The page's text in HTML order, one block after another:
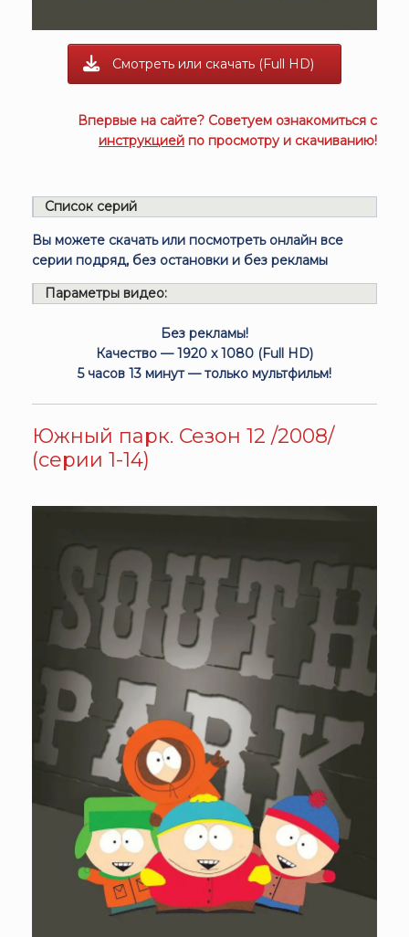
Смотреть или скачать (Full HD)
Впервые на сайте? Советуем ознакомиться с
инструкцией по просмотру и скачиванию!
Список серий
Вы можете скачать или посмотреть онлайн все
серии подряд, без остановки и без рекламы
Параметры видео:
Без рекламы!
Качество — 1920 x 1080 (Full HD)
5 часов 13 минут — только мультфильм!
Южный парк. Сезон 12 /2008/
(серии 1-14)